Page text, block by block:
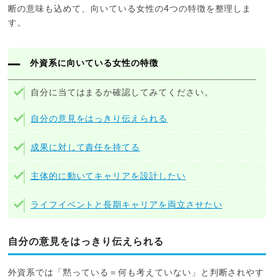
断の意味も込めて、向いている女性の4つの特徴を整理しま
す。
外資系に向いている女性の特徴
自分に当てはまるか確認してみてください。
自分の意見をはっきり伝えられる
成果に対して責任を持てる
主体的に動いてキャリアを設計したい
ライフイベントと長期キャリアを両立させたい
自分の意見をはっきり伝えられる
外資系では「黙っている＝何も考えていない」と判断されやす